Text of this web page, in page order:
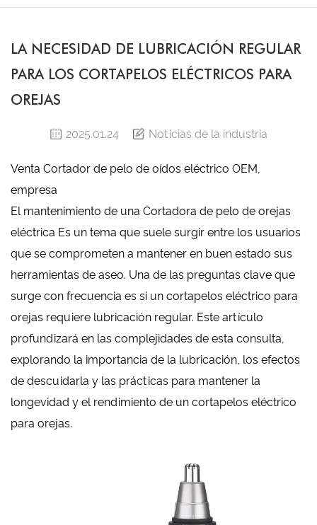
LA NECESIDAD DE LUBRICACIÓN REGULAR
PARA LOS CORTAPELOS ELÉCTRICOS PARA
OREJAS
2025.01.24 Noticias de la industria
Venta Cortador de pelo de oídos eléctrico OEM,
empresa
El mantenimiento de una Cortadora de pelo de orejas
eléctrica Es un tema que suele surgir entre los usuarios
que se comprometen a mantener en buen estado sus
herramientas de aseo. Una de las preguntas clave que
surge con frecuencia es si un cortapelos eléctrico para
orejas requiere lubricación regular. Este artículo
profundizará en las complejidades de esta consulta,
explorando la importancia de la lubricación, los efectos
de descuidarla y las prácticas para mantener la
longevidad y el rendimiento de un cortapelos eléctrico
para orejas.